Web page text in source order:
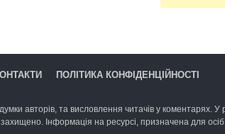
ПОЛІТИКА КОНФІДЕНЦІЙНОСТІ
авторів, та висловлення читачів у коментарях. У
Інформація на ресурсі, призначена для осіб